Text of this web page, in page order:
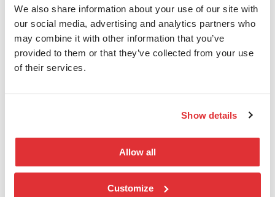
We also share information about your use of our site with
our social media, advertising and analytics partners who
may combine it with other information that you’ve
provided to them or that they’ve collected from your use
of their services.
Show details
Allow all
Customize
Telefon